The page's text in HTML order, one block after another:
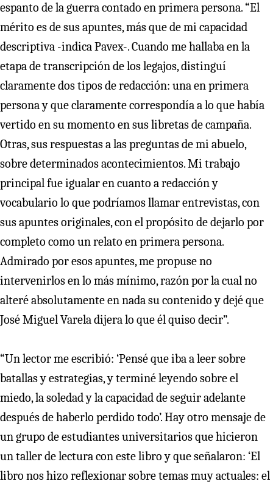
espanto de la guerra contado en primera persona. “El
mérito es de sus apuntes, más que de mi capacidad
descriptiva -indica Pavex-. Cuando me hallaba en la
etapa de transcripción de los legajos, distinguí
claramente dos tipos de redacción: una en primera
persona y que claramente correspondía a lo que había
vertido en su momento en sus libretas de campaña.
Otras, sus respuestas a las preguntas de mi abuelo,
sobre determinados acontecimientos. Mi trabajo
principal fue igualar en cuanto a redacción y
vocabulario lo que podríamos llamar entrevistas, con
sus apuntes originales, con el propósito de dejarlo por
completo como un relato en primera persona.
Admirado por esos apuntes, me propuse no
intervenirlos en lo más mínimo, razón por la cual no
alteré absolutamente en nada su contenido y dejé que
José Miguel Varela dijera lo que él quiso decir”.
“Un lector me escribió: ‘Pensé que iba a leer sobre
batallas y estrategias, y terminé leyendo sobre el
miedo, la soledad y la capacidad de seguir adelante
después de haberlo perdido todo’. Hay otro mensaje de
un grupo de estudiantes universitarios que hicieron
un taller de lectura con este libro y que señalaron: ‘El
libro nos hizo reflexionar sobre temas muy actuales: el